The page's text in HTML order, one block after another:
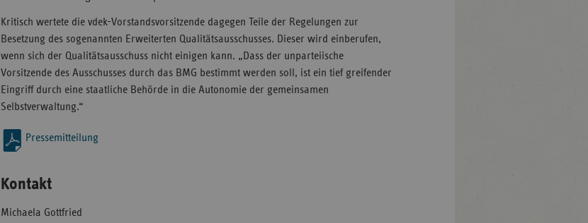
Kritisch wertete die vdek-Vorstandsvorsitzende dagegen Teile der Regelungen zur
Besetzung des sogenannten Erweiterten Qualitätsausschusses. Dieser wird einberufen,
wenn sich der Qualitätsausschuss nicht einigen kann. „Dass der unparteiische
Vorsitzende des Ausschusses durch das BMG bestimmt werden soll, ist ein tief greifender
Eingriff durch eine staatliche Behörde in die Autonomie der gemeinsamen
Selbstverwaltung.“
Pressemitteilung
Kontakt
Michaela Gottfried